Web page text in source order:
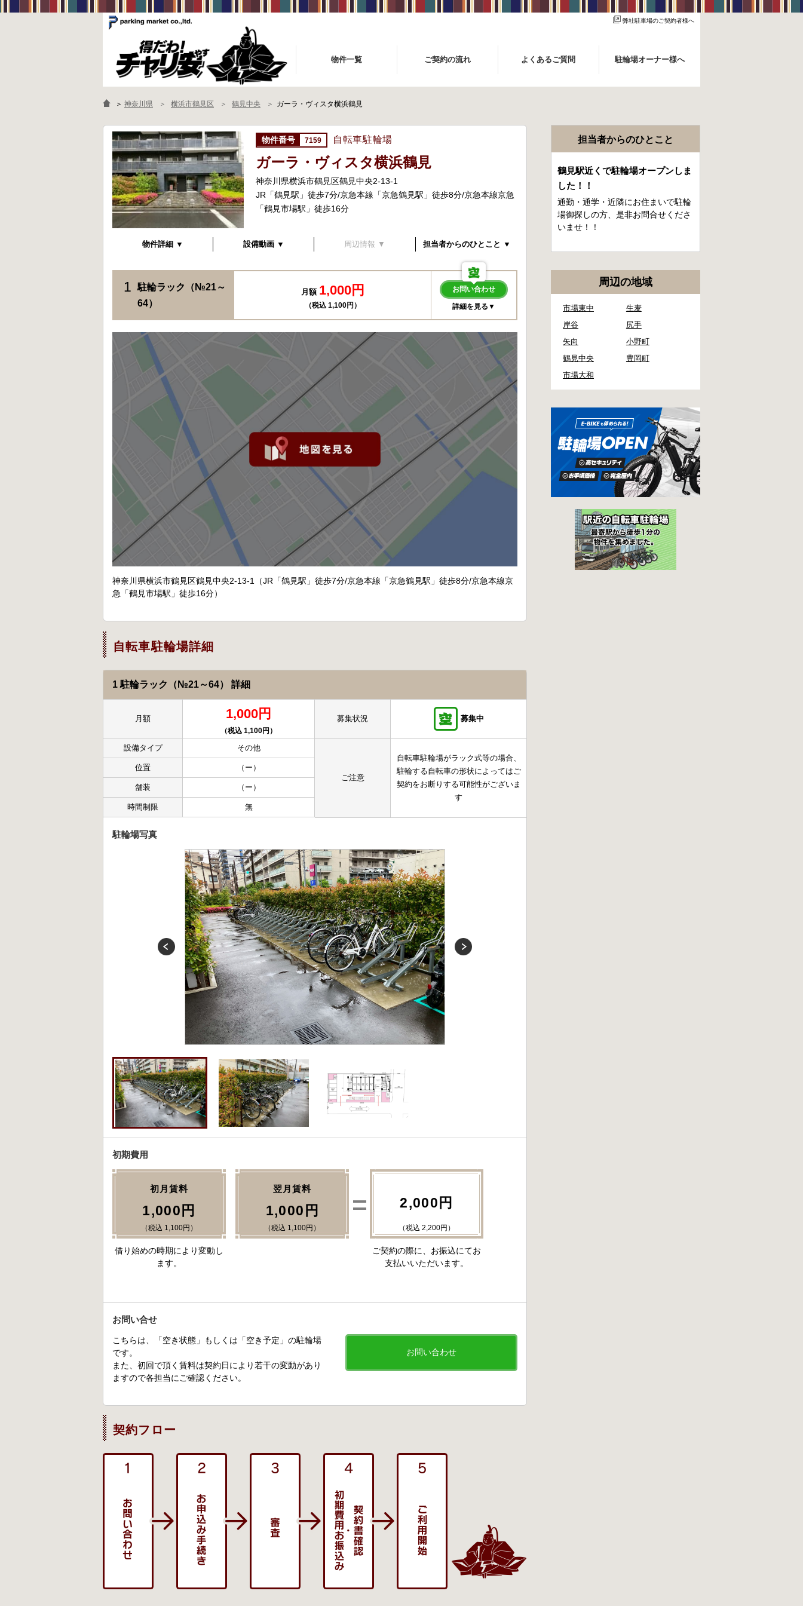
弊社駐車場のご契約者様へ
物件一覧 ご契約の流れ よくあるご質問 駐輪場オーナー様へ
＞ 神奈川県 横浜市鶴見区 鶴見中央 ガーラ・ヴィスタ横浜鶴見
7159 自転車駐輪場
ガーラ・ヴィスタ横浜鶴見
神奈川県横浜市鶴見区鶴見中央2-13-1
JR「鶴見駅」徒歩7分/京急本線「京急鶴見駅」徒歩8分/京急本線京急
「鶴見市場駅」徒歩16分
物件詳細 ▼ 設備動画 ▼ 周辺情報 ▼ 担当者からのひとこと ▼
1
駐輪ラック（№21～
64）
月額 1,000円
（税込 1,100円）
お問い合わせ
詳細を見る▼
神奈川県横浜市鶴見区鶴見中央2-13-1（JR「鶴見駅」徒歩7分/京急本線「京急鶴見駅」徒歩8分/京急本線京
急「鶴見市場駅」徒歩16分）
自転車駐輪場詳細
1 駐輪ラック（№21～64） 詳細
月額 1,000円
（税込 1,100円）
設備タイプ その他
位置 （ー）
舗装 （ー）
時間制限 無
募集状況 募集中
ご注意
自転車駐輪場がラック式等の場合、
駐輪する自転車の形状によってはご
契約をお断りする可能性がございま
す
駐輪場写真
初期費用
初月賃料
1,000円
（税込 1,100円）
借り始めの時期により変動し
ます。
翌月賃料
1,000円
（税込 1,100円）
2,000円
（税込 2,200円）
ご契約の際に、お振込にてお
支払いいただいます。
お問い合せ
お問い合わせ
こちらは、「空き状態」もしくは「空き予定」の駐輪場
です。
また、初回で頂く賃料は契約日により若干の変動があり
ますので各担当にご確認ください。
契約フロー
担当者からのひとこと
鶴見駅近くで駐輪場オープンしま
した！！
通勤・通学・近隣にお住まいで駐輪
場御探しの方、是非お問合せくださ
いませ！！
周辺の地域
市場東中
生麦
岸谷
尻手
矢向
小野町
鶴見中央
豊岡町
市場大和